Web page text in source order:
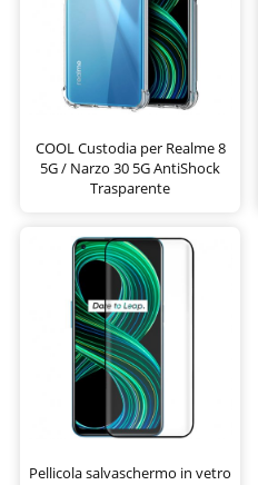
COOL Custodia per Realme 8
5G / Narzo 30 5G AntiShock
Trasparente
Pellicola salvaschermo in vetro